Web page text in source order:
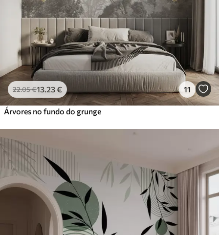
22.05€13.23€ 11
Árvores no fundo do grunge